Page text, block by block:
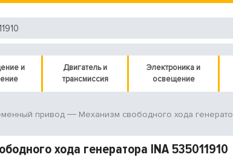
и
Двигатель и
трансмиссия
Электроника и
освещение
привод Механизм свободного хода
хода генератора INA 535011910